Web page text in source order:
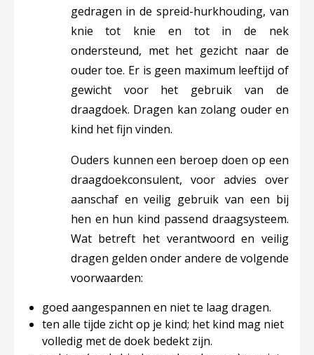
gedragen in de spreid-hurkhouding, van
knie tot knie en tot in de nek
ondersteund, met het gezicht naar de
ouder toe. Er is geen maximum leeftijd of
gewicht voor het gebruik van de
draagdoek. Dragen kan zolang ouder en
kind het fijn vinden.
Ouders kunnen een beroep doen op een
draagdoekconsulent, voor advies over
aanschaf en veilig gebruik van een bij
hen en hun kind passend draagsysteem.
Wat betreft het verantwoord en veilig
dragen gelden onder andere de volgende
voorwaarden:
goed aangespannen en niet te laag dragen.
ten alle tijde zicht op je kind; het kind mag niet
volledig met de doek bedekt zijn.